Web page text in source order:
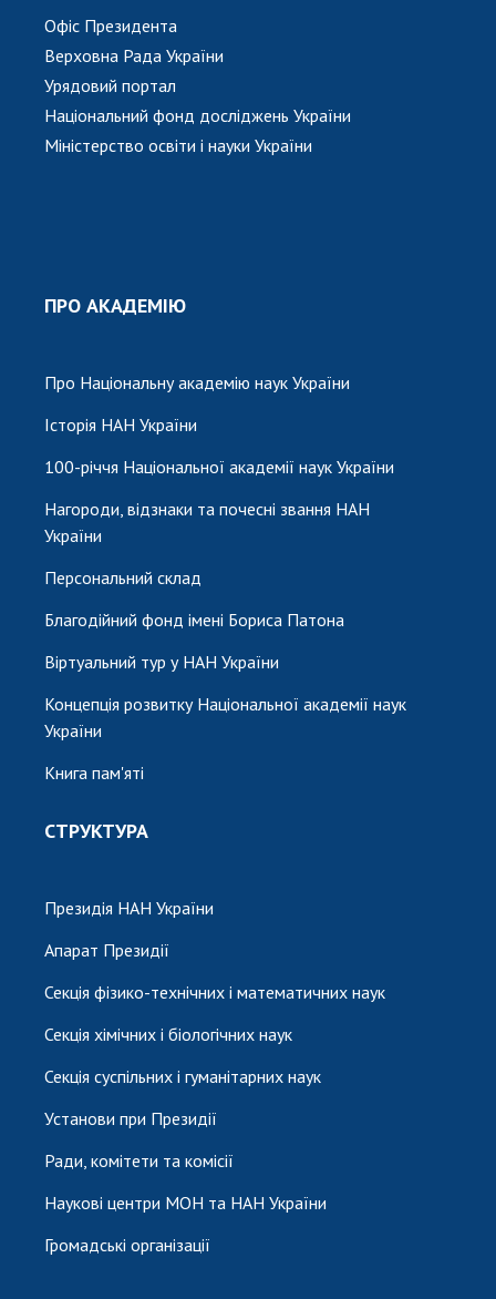
Офіс Президента
Верховна Рада України
Урядовий портал
Національний фонд досліджень України
Міністерство освіти і науки України
ПРО АКАДЕМІЮ
Про Національну академію наук України
Історія НАН України
100-річчя Національної академії наук України
Нагороди, відзнаки та почесні звання НАН
України
Персональний склад
Благодійний фонд імені Бориса Патона
Віртуальний тур у НАН України
Концепція розвитку Національної академії наук
України
Книга пам'яті
СТРУКТУРА
Президія НАН України
Апарат Президії
Секція фізико-технічних і математичних наук
Секція хімічних і біологічних наук
Секція суспільних і гуманітарних наук
Установи при Президії
Ради, комітети та комісії
Наукові центри МОН та НАН України
Громадські організації